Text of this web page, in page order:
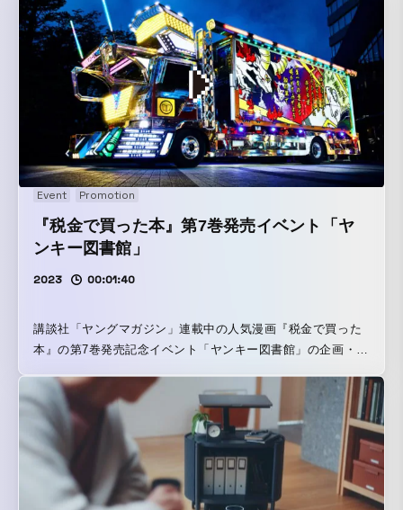
Event Promotion
『税金で買った本』第7巻発売イベント「ヤ
ンキー図書館」
2023 00:01:40
講談社「ヤングマガジン」連載中の人気漫画『税金で買った
本』の第7巻発売記念イベント「ヤンキー図書館」の企画・制
書館お仕事漫画です。そこで、ド派手にデコレーションされ
たヤンキーなトラックの移動式図書館「ヤンキー図書館」を
制作。渋谷キャスト ガーデンにて新刊発売イベントを実施し
ました。図書館になっているトラックの荷台に上がって、コ
ミックス全巻や関連書籍を借りて読書スペースで閲覧するこ
とが可能になっており、第7巻を発売日前にフライングで読む